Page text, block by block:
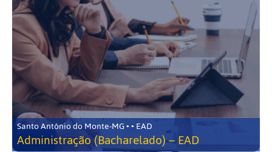
Santo Antônio do Monte-MG • • EAD
Administração (Bacharelado) – EAD